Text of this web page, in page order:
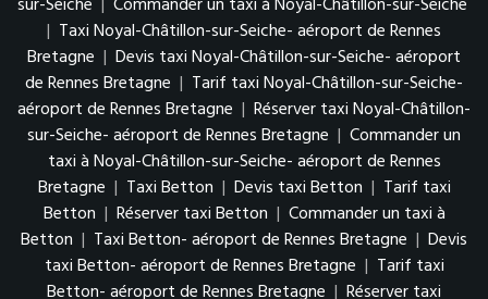
| Taxi Noyal-Châtillon-sur-Seiche- aéroport de Rennes
Bretagne | Devis taxi Noyal-Châtillon-sur-Seiche- aéroport
de Rennes Bretagne | Tarif taxi Noyal-Châtillon-sur-Seiche-
aéroport de Rennes Bretagne | Réserver taxi Noyal-Châtillon-
sur-Seiche- aéroport de Rennes Bretagne | Commander un
taxi à Noyal-Châtillon-sur-Seiche- aéroport de Rennes
Bretagne | Taxi Betton | Devis taxi Betton | Tarif taxi
Betton | Réserver taxi Betton | Commander un taxi à
Betton | Taxi Betton- aéroport de Rennes Bretagne | Devis
taxi Betton- aéroport de Rennes Bretagne | Tarif taxi
Betton- aéroport de Rennes Bretagne | Réserver taxi